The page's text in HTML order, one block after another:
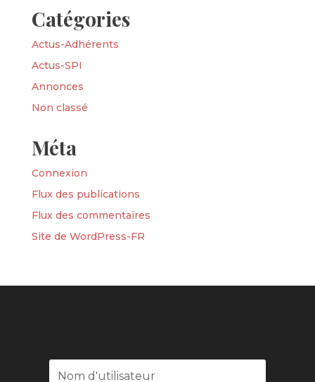
Catégories
Actus-Adhérents
Actus-SPI
Annonces
Non classé
Méta
Connexion
Flux des publications
Flux des commentaires
Site de WordPress-FR